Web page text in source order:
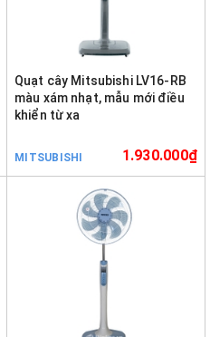
Quạt cây Mitsubishi LV16-RB
màu xám nhạt, mẫu mới điều
khiển từ xa
MITSUBISHI 1.930.000₫